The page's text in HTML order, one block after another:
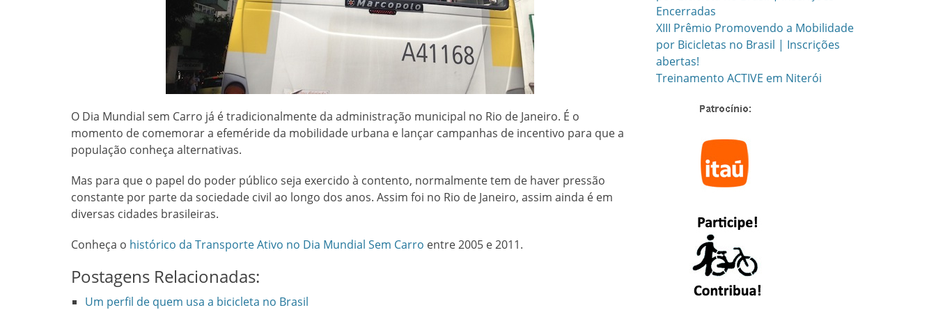
O Dia Mundial sem Carro já é tradicionalmente da administração municipal no Rio de Janeiro. É o
momento de comemorar a efeméride da mobilidade urbana e lançar campanhas de incentivo para que a
população conheça alternativas.
Mas para que o papel do poder público seja exercido à contento, normalmente tem de haver pressão
constante por parte da sociedade civil ao longo dos anos. Assim foi no Rio de Janeiro, assim ainda é em
diversas cidades brasileiras.
Conheça o histórico da Transporte Ativo no Dia Mundial Sem Carro entre 2005 e 2011.
Postagens Relacionadas:
Um perfil de quem usa a bicicleta no Brasil
Encerradas
XIII Prêmio Promovendo a Mobilidade
por Bicicletas no Brasil | Inscrições
abertas!
Treinamento ACTIVE em Niterói